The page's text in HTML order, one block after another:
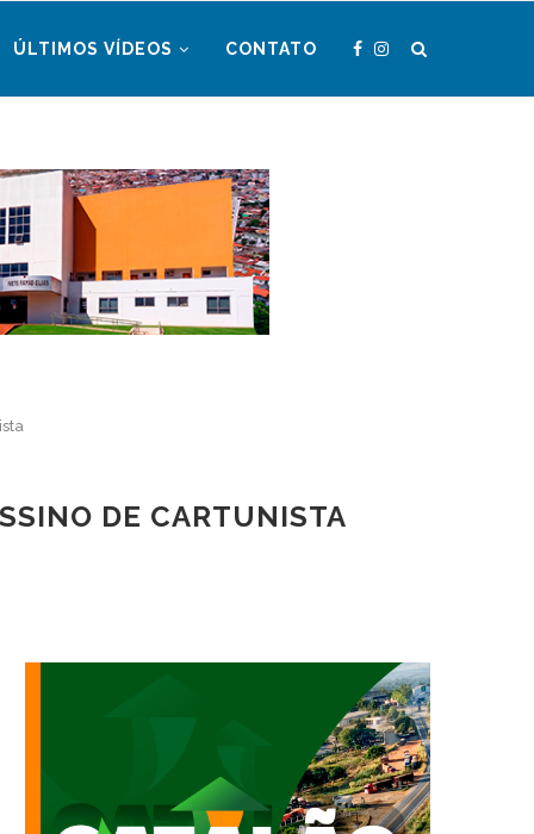
ÚLTIMOS VÍDEOS CONTATO
DE CARTUNISTA